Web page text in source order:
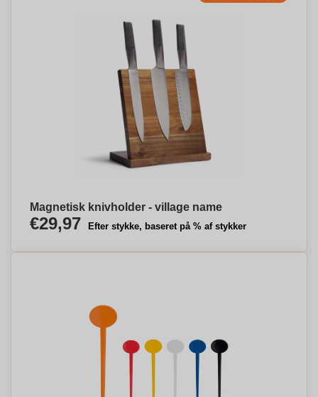
Magnetisk knivholder - village name
€29,97 Efter stykke, baseret på % af stykker